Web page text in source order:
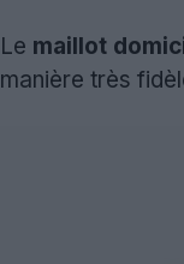
Le maillot
manière très